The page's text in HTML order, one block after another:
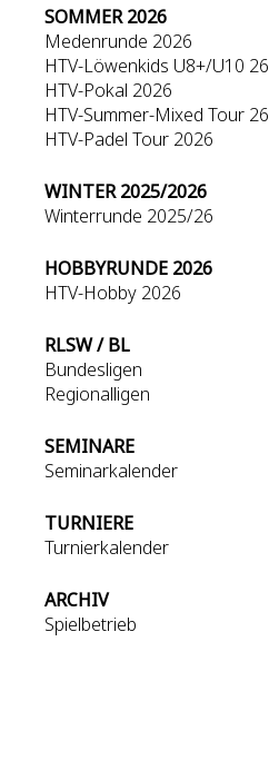
SOMMER 2026
Medenrunde 2026
HTV-Löwenkids U8+/U10 26
HTV-Pokal 2026
HTV-Summer-Mixed Tour 26
HTV-Padel Tour 2026
WINTER 2025/2026
Winterrunde 2025/26
HOBBYRUNDE 2026
HTV-Hobby 2026
RLSW / BL
Bundesligen
Regionalligen
SEMINARE
Seminarkalender
TURNIERE
Turnierkalender
ARCHIV
Spielbetrieb